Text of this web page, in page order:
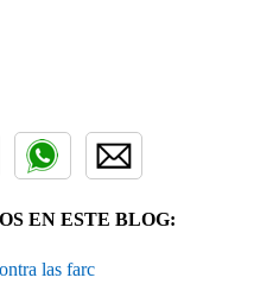
EN ESTE BLOG:
las farc